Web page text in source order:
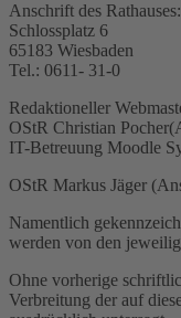
Anschrift des Rathauses:
Schlossplatz 6
65183 Wiesbaden
Tel.: 0611- 31-0
Redaktioneller
OStR Christian
IT-Betreuung Moodle
OStR Markus Jäger
Namentlich
werden von den
Ohne vorherige
Verbreitung der auf